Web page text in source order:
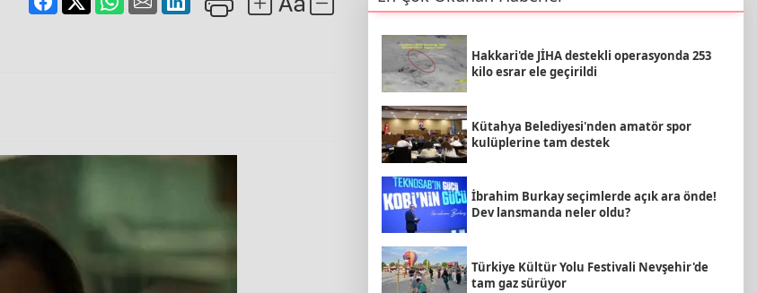
Hakkari'de JİHA destekli operasyonda 253
kilo esrar ele geçirildi
Kütahya Belediyesi'nden amatör spor
kulüplerine tam destek
İbrahim Burkay seçimlerde açık ara önde!
Dev lansmanda neler oldu?
Türkiye Kültür Yolu Festivali Nevşehir'de
tam gaz sürüyor